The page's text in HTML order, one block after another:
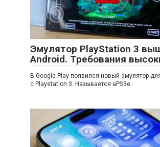
Эмулятор PlayStation 3
Android. Требования
В Google Play появился новый эмулятор
с Playstation 3. Называется aPS3e.